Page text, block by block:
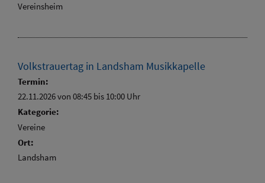
Vereinsheim
Volkstrauertag in Landsham Musikkapelle
Termin:
22.11.2026 von 08:45 bis 10:00 Uhr
Kategorie:
Vereine
Ort:
Landsham